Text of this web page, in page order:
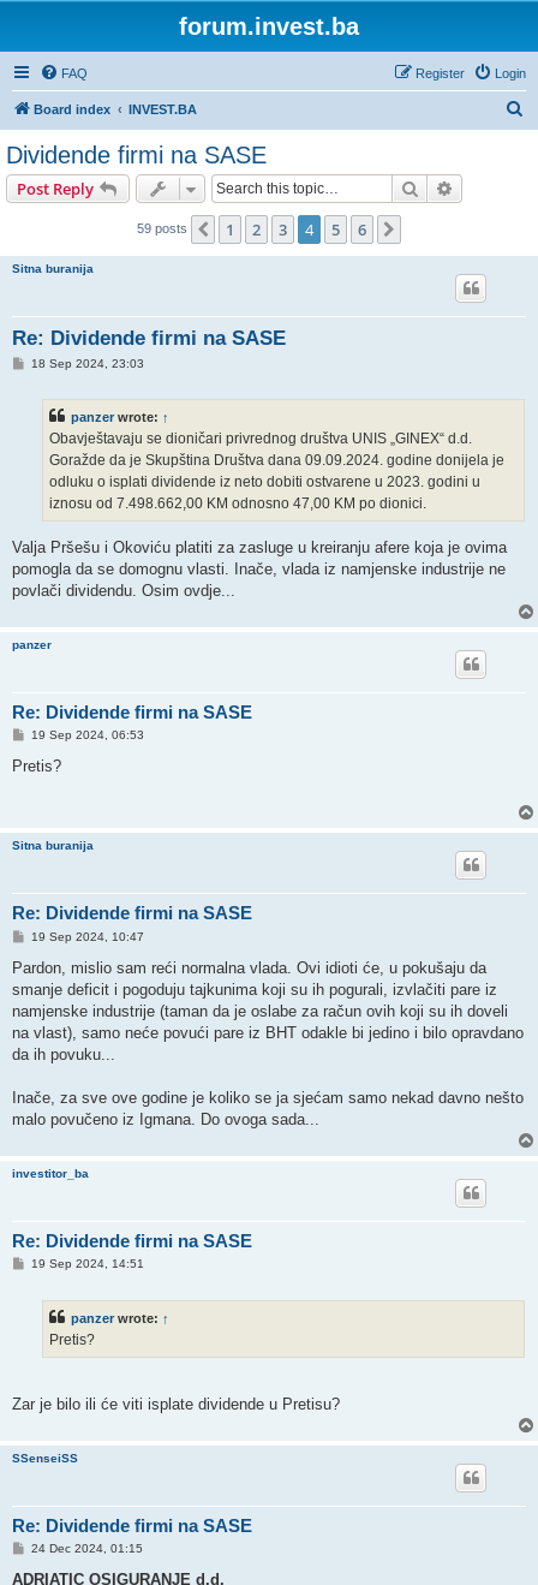
forum.invest.ba
FAQ Login
Register
Board index INVEST.BA
Dividende firmi na SASE
Post Reply Search
59 posts Previous
1 2 3 4 5 6
Sitna buranija
Re: Dividende firmi na SASE
P18 Sep 2024, 23:03
panzer wrote: ↑
Obavještavaju se dioničari privrednog društva UNIS „GINEX“ d.d.
Goražde da je Skupština Društva dana 09.09.2024. godine donijela je
odluku o isplati dividende iz neto dobiti ostvarene u 2023. godini u
iznosu od 7.498.662,00 KM odnosno 47,00 KM po dionici.
Valja Pršešu i Okoviću platiti za zasluge u kreiranju afere koja je ovima
pomogla da se domognu vlasti. Inače, vlada iz namjenske industrije ne
povlači dividendu. Osim ovdje...
panzer
Re: Dividende firmi na SASE
P
s
19 Sep 2024, 06:53
Pretis?
Sitna buranija
Re: Dividende firmi na SASE
P
s
19 Sep 2024, 10:47
Pardon, mislio sam reći normalna vlada. Ovi idioti će, u pokušaju da
smanje deficit i pogoduju tajkunima koji su ih pogurali, izvlačiti pare iz
namjenske industrije (taman da je oslabe za račun ovih koji su ih doveli
na vlast), samo neće povući pare iz BHT odakle bi jedino i bilo opravdano
da ih povuku...
Inače, za sve ove godine je koliko se ja sjećam samo nekad davno nešto
malo povučeno iz Igmana. Do ovoga sada...
investitor_ba
Re: Dividende firmi na SASE
P19 Sep 2024, 14:51
panzer wrote: ↑
Pretis?
Zar je bilo ili će viti isplate dividende u Pretisu?
SSenseiSS
Re: Dividende firmi na SASE
P
s
24 Dec 2024, 01:15
ADRIATIC OSIGURANJE d.d.